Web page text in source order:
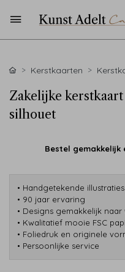
Kerstkaarten
Zakelijke
silhouet
Bestel
• Handgetekende illustraties
• 90 jaar ervaring
• Designs gemakkelijk
• Kwalitatief mooie FSC
• Foliedruk en originele
• Persoonlijke service